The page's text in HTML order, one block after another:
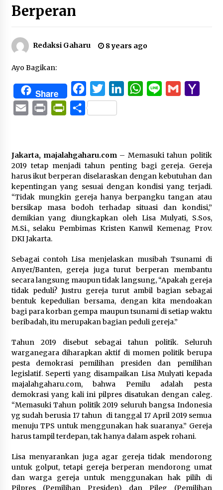
Berperan
Redaksi Gaharu 8 years ago
Ayo Bagikan:
Share FacebookTwitterLinkedInWhatsApp
Line Gmail
Email Print PrintFriendly
Share
Jakarta, majalahgaharu.com – Memasuki tahun politik
2019 tetap menjadi tahun penting bagi gereja. Gereja
harus ikut berperan diselaraskan dengan kebutuhan dan
kepentingan yang sesuai dengan kondisi yang terjadi.
“Tidak mungkin gereja hanya berpangku tangan atau
bersikap masa bodoh terhadap situasi dan kondisi,”
demikian yang diungkapkan oleh Lisa Mulyati, S.Sos,
M.Si., selaku Pembimas Kristen Kanwil Kemenag Prov.
DKI Jakarta.
Sebagai contoh Lisa menjelaskan musibah Tsunami di
Anyer/Banten, gereja juga turut berperan membantu
secara langsung maupun tidak langsung, “Apakah gereja
tidak peduli? Justru gereja turut ambil bagian sebagai
bentuk kepedulian bersama, dengan kita mendoakan
bagi para korban gempa maupun tsunami di setiap waktu
beribadah, itu merupakan bagian peduli gereja.”
Tahun 2019 disebut sebagai tahun politik. Seluruh
warganegara diharapkan aktif di momen politik berupa
pesta demokrasi pemilihan presiden dan pemilihan
legislatif. Seperti yang disampaikan Lisa Mulyati kepada
majalahgaharu.com, bahwa Pemilu adalah pesta
demokrasi yang kali ini pilpres disatukan dengan caleg.
“Memasuki Tahun politik 2019 seluruh bangsa Indonesia
yg sudah berusia 17 tahun di tanggal 17 April 2019 semua
menuju TPS untuk menggunakan hak suaranya.” Gereja
harus tampil terdepan, tak hanya dalam aspek rohani.
Lisa menyarankan juga agar gereja tidak mendorong
untuk golput, tetapi gereja berperan mendorong umat
dan warga gereja untuk menggunakan hak pilih di
Pilpres (Pemilihan Presiden) dan Pileg (Pemilihan